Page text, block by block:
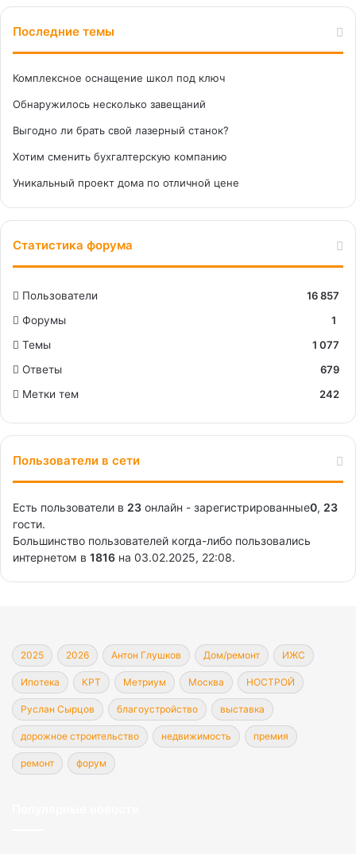
Последние темы
Комплексное оснащение школ под ключ
Обнаружилось несколько завещаний
Выгодно ли брать свой лазерный станок?
Хотим сменить бухгалтерскую компанию
Уникальный проект дома по отличной цене
Статистика форума
Пользователи
16 857
Форумы
1
Темы
1 077
Ответы
679
Метки тем
242
Пользователи в сети
Есть пользователи в 23 онлайн - зарегистрированные0, 23
гости.
Большинство пользователей когда-либо пользовались
интернетом в 1816 на 03.02.2025, 22:08.
2025 2026 Антон Глушков Дом/ремонт ИЖС
Ипотека КРТ Метриум Москва НОСТРОЙ
Руслан Сырцов благоустройство выставка
дорожное строительство недвижимость премия
ремонт форум